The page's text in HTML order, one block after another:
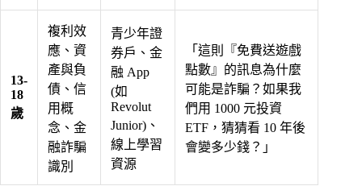
13-
18
歲
複利效
應、資
產與負
債、信
用概
念、金
融詐騙
識別
青少年證
券戶、金
融 App
(如
Revolut
Junior)、
線上學習
資源
「這則『免費送遊戲
點數』的訊息為什麼
可能是詐騙？如果我
們用 1000 元投資
ETF，猜猜看 10 年後
會變多少錢？」